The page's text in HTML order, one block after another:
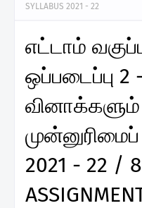
SYLLABUS 2021 - 22
எட்டாம்
ஒப்படைப்பு
2021 - 22 /